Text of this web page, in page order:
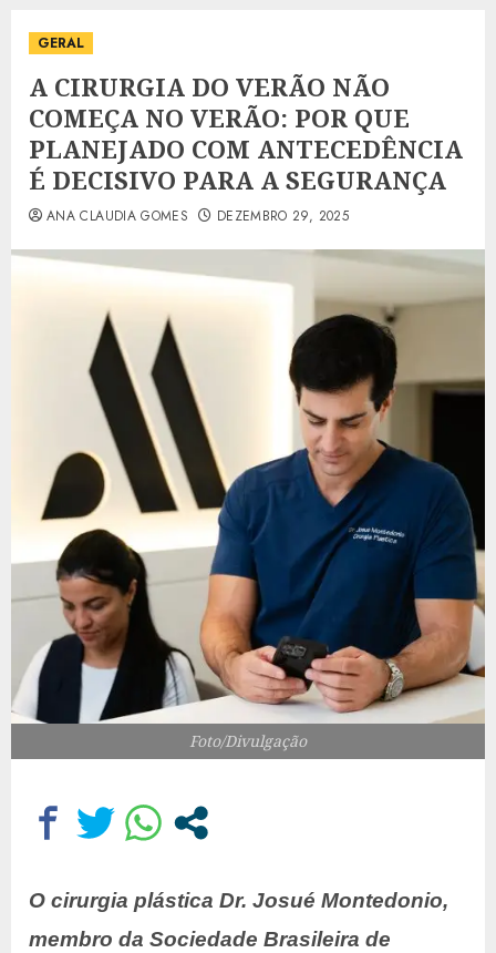
GERAL
A CIRURGIA DO VERÃO NÃO
COMEÇA NO VERÃO: POR QUE
PLANEJADO COM ANTECEDÊNCIA
É DECISIVO PARA A SEGURANÇA
ANA CLAUDIA GOMES DEZEMBRO 29, 2025
Foto/Divulgação
O cirurgia plástica Dr. Josué Montedonio,
membro da Sociedade Brasileira de